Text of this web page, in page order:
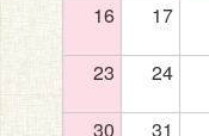
16 17
23 24
30 31